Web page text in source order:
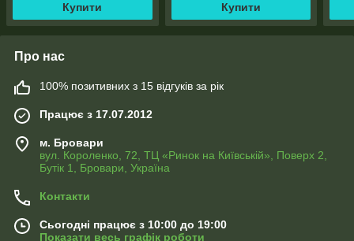
Купити Купити
Про нас
100% позитивних з 15 відгуків за рік
Працює з 17.07.2012
м. Бровари
вул. Короленко, 72, ТЦ «Ринок на Київській», Поверх 2,
Бутік 1, Бровари, Україна
Контакти
Сьогодні працює з 10:00 до 19:00
Показати весь графік роботи